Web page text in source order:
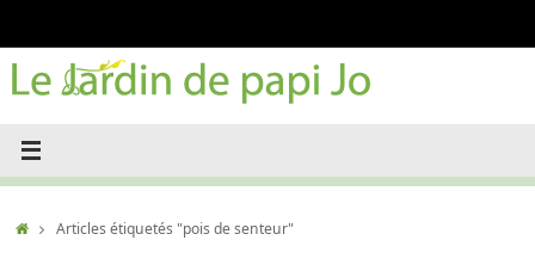
contenu
Accueil
Articles étiquetés "pois de senteur"